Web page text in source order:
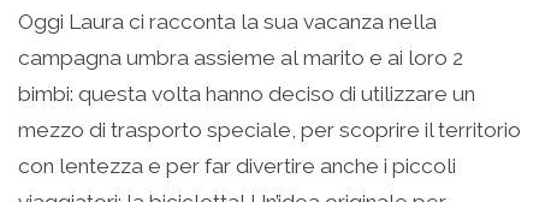
su
Facebook
apre
in
una
nuova
finestra)
condividere
su
Twitter
(Si
in
una
finestra)
condividere
su
Google+
(Si
in
una
nuova
finestra)
condividere
su
(Si
in
una
nuova
finestra)
stampare
(Si
apre
in
nuova
finestra)
Oggi Laura ci racconta la sua vacanza nella
campagna umbra assieme al marito e ai loro 2
bimbi: questa volta hanno deciso di utilizzare un
mezzo di trasporto speciale, per scoprire il territorio
con lentezza e per far divertire anche i piccoli